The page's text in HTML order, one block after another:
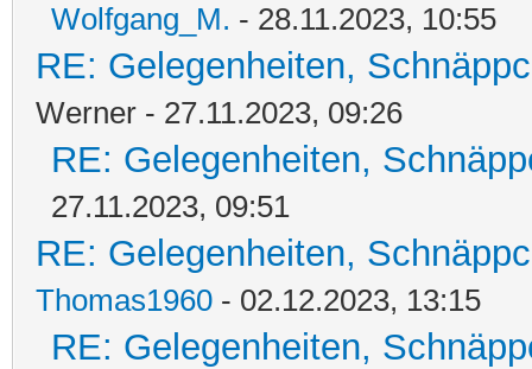
Wolfgang_M. - 28.11.2023, 10:55
RE: Gelegenheiten,
Werner - 27.11.2023, 09:26
RE: Gelegenheiten,
27.11.2023, 09:51
RE: Gelegenheiten,
Thomas1960 - 02.12.2023, 13:15
RE: Gelegenheiten,